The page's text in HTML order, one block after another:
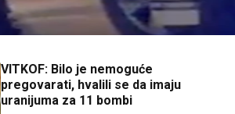
VITKOF: Bilo je nemoguće
pregovarati, hvalili se da imaju
uranijuma za 11 bombi